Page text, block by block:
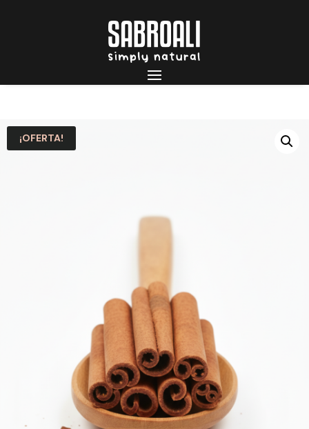
¡OFERTA!